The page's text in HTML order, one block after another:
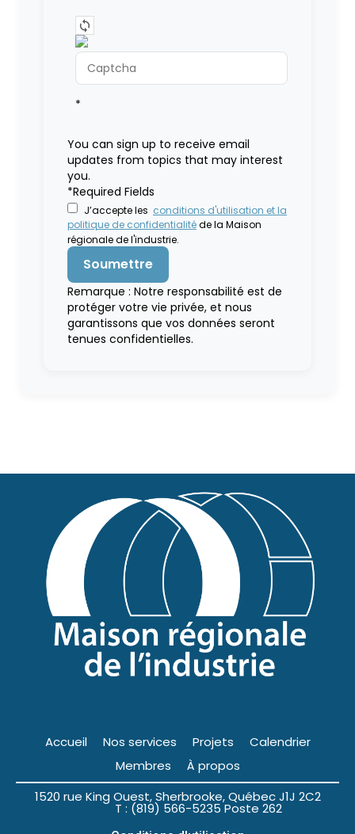
*
You can sign up to receive email
updates from topics that may interest
you.
*Required Fields
J’accepte les conditions d'utilisation et la
politique de confidentialitéde la Maison
régionale de l'industrie.
Remarque : Notre responsabilité est de
protéger votre vie privée, et nous
garantissons que vos données seront
tenues confidentielles.
Accueil Nos services Projets
Calendrier
Membres
À propos
1520 rue King Ouest, Sherbrooke, Québec J1J 2C2
T : (819) 566-5235 Poste 262